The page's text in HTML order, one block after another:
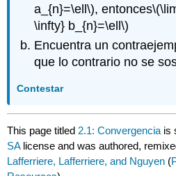
a_{n}=\ell\), entonces
\infty} b_{n}=\ell\)
Encuentra un
que lo contrario no se
Contestar
This page titled 2.1: Convergencia is
SA license and was authored,
Lafferriere, Lafferriere, and Nguyen (